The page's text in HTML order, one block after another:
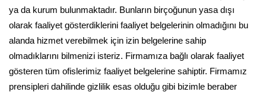
ya da kurum bulunmaktadır. Bunların birçoğunun yasa dışı
olarak faaliyet gösterdiklerini faaliyet belgelerinin olmadığını bu
alanda hizmet verebilmek için izin belgelerine sahip
olmadıklarını bilmenizi isteriz. Firmamıza bağlı olarak faaliyet
gösteren tüm ofislerimiz faaliyet belgelerine sahiptir. Firmamız
prensipleri dahilinde gizlilik esas olduğu gibi bizimle beraber